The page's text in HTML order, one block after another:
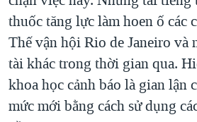
QUAN HỆ VIỆT MỸ
thuốc tăng lực làm hoen ố các
Thế vận hội Rio de Janeiro và
tài khác trong thời gian qua.
khoa học cảnh báo là gian lận
mức mới bằng cách sử dụng